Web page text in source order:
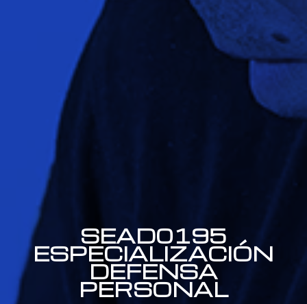
SEAD0195
ESPECIALIZACIÓN
DEFENSA
PERSONAL